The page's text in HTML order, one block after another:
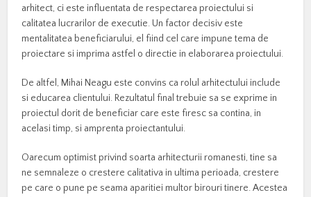
arhitect, ci este influentata de respectarea proiectului si
calitatea lucrarilor de executie. Un factor decisiv este
mentalitatea beneficiarului, el fiind cel care impune tema de
proiectare si imprima astfel o directie in elaborarea proiectului.
De altfel, Mihai Neagu este convins ca rolul arhitectului include
si educarea clientului. Rezultatul final trebuie sa se exprime in
proiectul dorit de beneficiar care este firesc sa contina, in
acelasi timp, si amprenta proiectantului.
Oarecum optimist privind soarta arhitecturii romanesti, tine sa
ne semnaleze o crestere calitativa in ultima perioada, crestere
pe care o pune pe seama aparitiei multor birouri tinere. Acestea